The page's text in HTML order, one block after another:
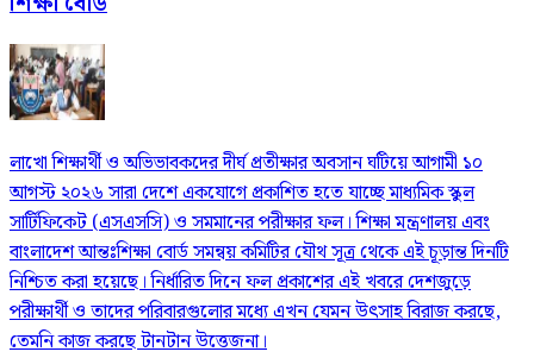
লাখো শিক্ষার্থী ও অভিভাবকদের দীর্ঘ প্রতীক্ষার অবসান ঘটিয়ে আগামী ১০
আগস্ট ২০২৬ সারা দেশে একযোগে প্রকাশিত হতে যাচ্ছে মাধ্যমিক স্কুল
সার্টিফিকেট (এসএসসি) ও সমমানের পরীক্ষার ফল। শিক্ষা মন্ত্রণালয় এবং
বাংলাদেশ আন্তঃশিক্ষা বোর্ড সমন্বয় কমিটির যৌথ সূত্র থেকে এই চূড়ান্ত দিনটি
নিশ্চিত করা হয়েছে। নির্ধারিত দিনে ফল প্রকাশের এই খবরে দেশজুড়ে
পরীক্ষার্থী ও তাদের পরিবারগুলোর মধ্যে এখন যেমন উৎসাহ বিরাজ করছে,
তেমনি কাজ করছে টানটান উত্তেজনা।